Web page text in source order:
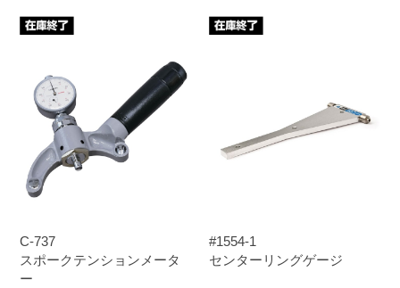
C-737
スポークテンションメータ
ー
#1554-1
センターリングゲージ